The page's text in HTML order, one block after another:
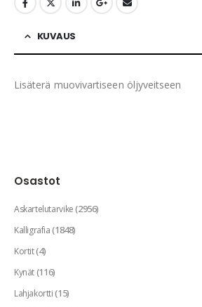
KUVAUS
Lisäterä muovivartiseen öljyveitseen
Osastot
Askartelutarvike(2956)
Kalligrafia(1848)
Kortit(4)
Kynät(116)
Lahjakortti(15)